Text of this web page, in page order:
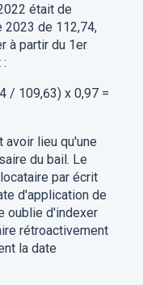
était de
2023 de 112,74,
à partir du 1er
/ 109,63) x 0,97 =
avoir lieu qu'une
du bail. Le
par écrit
d'application de
oublie d'indexer
rétroactivement
la date